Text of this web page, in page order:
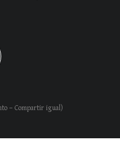
– Compartir igual)